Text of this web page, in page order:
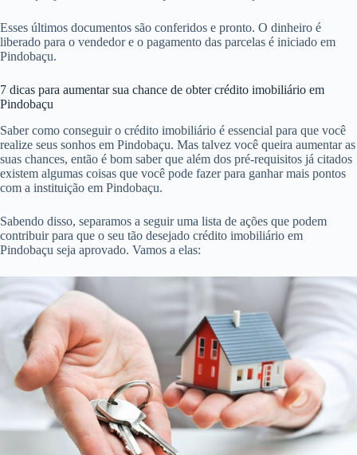
Esses últimos documentos são conferidos e pronto. O dinheiro é
liberado para o vendedor e o pagamento das parcelas é iniciado em
Pindobaçu.
7 dicas para aumentar sua chance de obter crédito imobiliário em
Pindobaçu
Saber como conseguir o crédito imobiliário é essencial para que você
realize seus sonhos em Pindobaçu. Mas talvez você queira aumentar as
suas chances, então é bom saber que além dos pré-requisitos já citados
existem algumas coisas que você pode fazer para ganhar mais pontos
com a instituição em Pindobaçu.
Sabendo disso, separamos a seguir uma lista de ações que podem
contribuir para que o seu tão desejado crédito imobiliário em
Pindobaçu seja aprovado. Vamos a elas: